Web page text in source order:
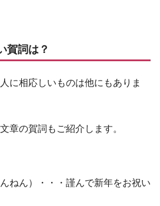
賀詞は？
に相応しいものは他にもありま
章の賀詞もご紹介します。
ねん）・・・謹んで新年をお祝い